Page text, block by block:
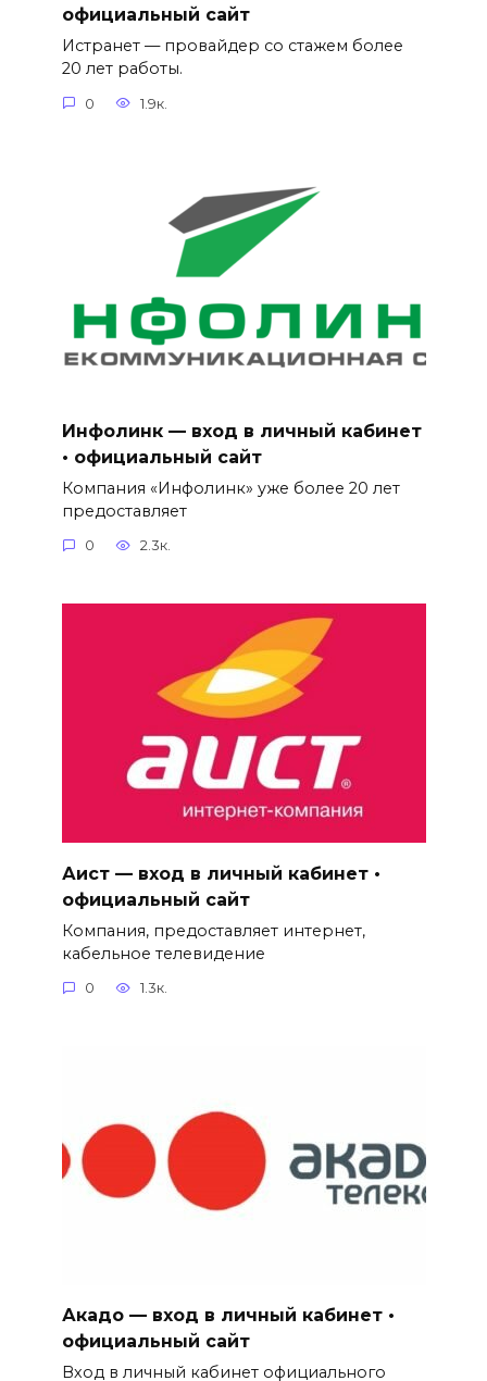
официальный сайт
Истранет — провайдер со стажем более
20 лет работы.
0 1.9к.
Инфолинк — вход в личный кабинет
• официальный сайт
Компания «Инфолинк» уже более 20 лет
предоставляет
0 2.3к.
Аист — вход в личный кабинет •
официальный сайт
Компания, предоставляет интернет,
кабельное телевидение
0 1.3к.
Акадо — вход в личный кабинет •
официальный сайт
Вход в личный кабинет официального